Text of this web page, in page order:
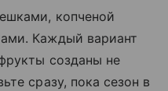
копченой
Каждый вариант
созданы не
сразу, пока сезон в